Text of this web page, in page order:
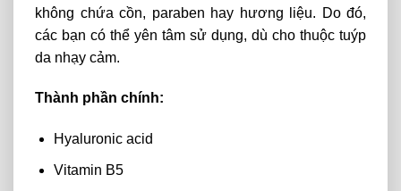
không chứa cồn, paraben hay hương liệu. Do đó,
các bạn có thể yên tâm sử dụng, dù cho thuộc tuýp
da nhạy cảm.
Thành phần chính:
Hyaluronic acid
Vitamin B5